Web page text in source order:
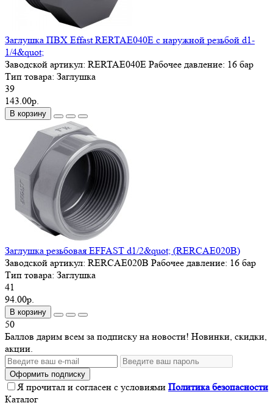
Заглушка ПВХ Effast RERTAE040E с наружной резьбой d1-
1/4&quot;
Заводской артикул: RERTAE040E Рабочее давление: 16 бар
Тип товара: Заглушка
39
143.00р.
В корзину
Заглушка резьбовая EFFAST d1/2&quot; (RERCAE020B)
Заводской артикул: RERCAE020B Рабочее давление: 16 бар
Тип товара: Заглушка
41
94.00р.
В корзину
50
Баллов дарим всем за подписку на новости! Новинки, скидки,
акции.
Оформить подписку
Я прочитал и согласен с условиями Политика безопасности
Каталог